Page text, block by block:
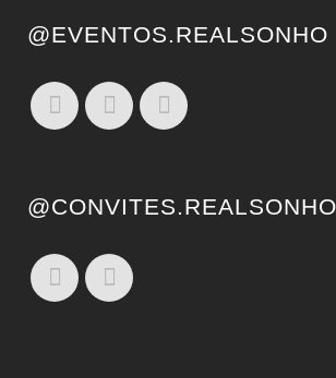
@EVENTOS.REALSONHO
@CONVITES.REALSONHO